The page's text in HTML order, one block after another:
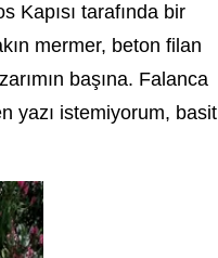
Kapısı tarafında bir
mermer, beton filan
başına. Falanca
yazı istemiyorum, basit